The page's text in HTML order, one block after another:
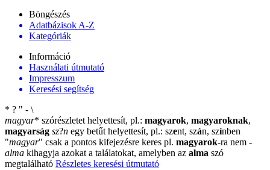
Böngészés
Adatbázisok A-Z
Kategóriák
Információ
Használati útmutató
Impresszum
Keresési segítség
* ? " - \
magyar* szórészletet helyettesít, pl.: magyarok, magyaroknak,
magyarság sz?n egy betűt helyettesít, pl.: szent, szán, színben
"magyar" csak a pontos kifejezésre keres pl. magyarok-ra nem -
alma kihagyja azokat a találatokat, amelyben az alma szó
megtalálható Részletes keresési útmutató